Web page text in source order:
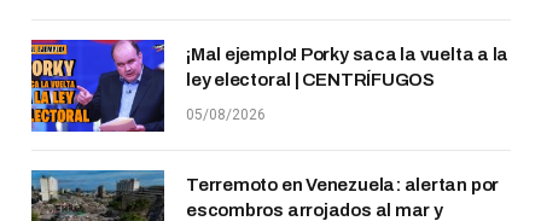
¡Mal ejemplo! Porky saca la vuelta a la
ley electoral | CENTRÍFUGOS
05/08/2026
Terremoto en Venezuela: alertan por
escombros arrojados al mar y